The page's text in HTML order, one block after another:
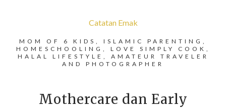
Catatan Emak
MOM OF 6 KIDS, ISLAMIC PARENTING,
HOMESCHOOLING, LOVE SIMPLY COOK,
HALAL LIFESTYLE, AMATEUR TRAVELER
AND PHOTOGRAPHER
Mothercare dan Early